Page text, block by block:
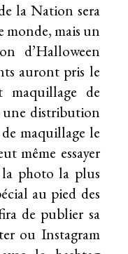
la Nation sera
monde, mais un
d’Halloween
auront pris le
maquillage de
distribution
maquillage le
même essayer
photo la plus
au pied des
de publier sa
ou Instagram